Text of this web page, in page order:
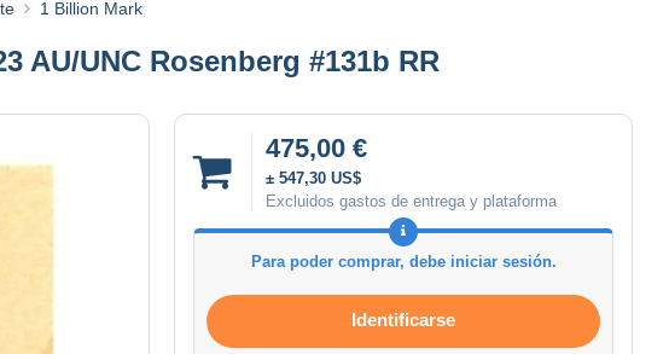
1 Billion Mark
AU/UNC Rosenberg #131b RR
475,00 €
± 547,30 US$
Excluidos gastos de entrega y plataforma
Para poder comprar, debe iniciar sesión.
Identificarse